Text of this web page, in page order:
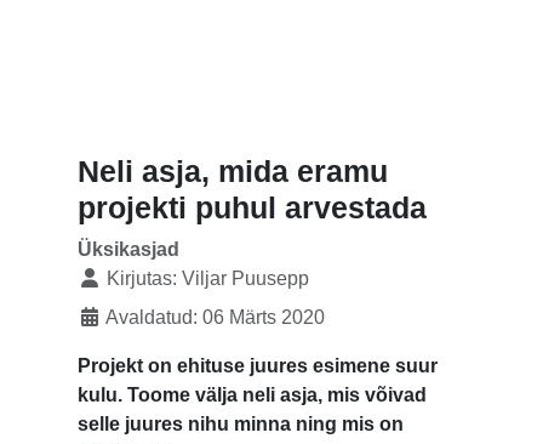
Neli asja, mida eramu
projekti puhul arvestada
Üksikasjad
Kirjutas: Viljar Puusepp
Avaldatud: 06 Märts 2020
Projekt on ehituse juures esimene suur
kulu. Toome välja neli asja, mis võivad
selle juures nihu minna ning mis on